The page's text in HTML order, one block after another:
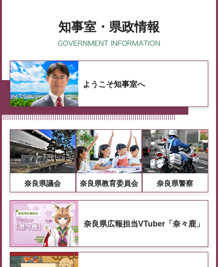
知事室・県政情報
ようこそ知事室へ
奈良県議会 奈良県教育委員会 奈良県警察
奈良県広報担当VTuber「奈々鹿」